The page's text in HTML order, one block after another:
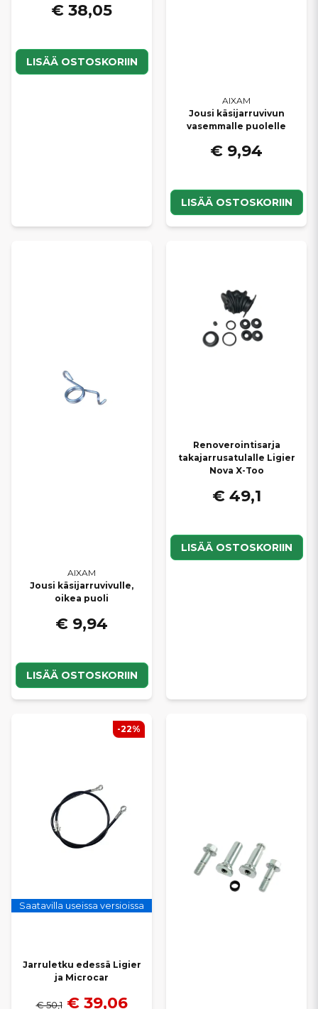
€ 38,05
LISÄÄ OSTOSKORIIN
AIXAM
Jousi käsijarruvivun
vasemmalle puolelle
€ 9,94
LISÄÄ OSTOSKORIIN
AIXAM
Jousi käsijarruvivulle,
oikea puoli
€ 9,94
LISÄÄ OSTOSKORIIN
Renoverointisarja
takajarrusatulalle Ligier
Nova X-Too
€ 49,1
LISÄÄ OSTOSKORIIN
Saatavilla useissa versioissa
Jarruletku edessä Ligier
ja Microcar
€ 50,1 € 39,06
-22%